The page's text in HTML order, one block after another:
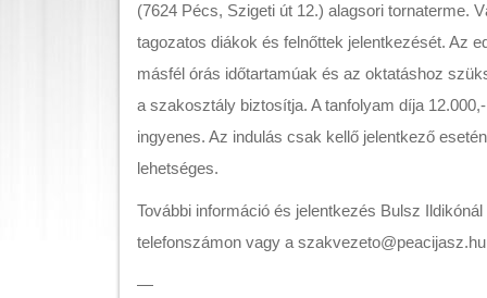
(7624 Pécs, Szigeti út 12.) alagsori tornaterme.
tagozatos diákok és felnőttek jelentkezését. Az
másfél órás időtartamúak és az oktatáshoz
a szakosztály biztosítja. A tanfolyam díja
ingyenes. Az indulás csak kellő jelentkező
lehetséges.
További információ és jelentkezés Bulsz
telefonszámon vagy a
—